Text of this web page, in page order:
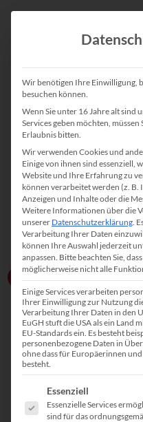
Wir benötigen Ihre Einwilligung,
besuchen können.
Wenn Sie unter 16 Jahre alt sind
Services geben möchten,
Erlaubnis bitten.
Wir verwenden Cookies und
Einige von ihnen sind essenziell,
Website und Ihre Erfahrung zu
können verarbeitet werden (z. B.
Anzeigen und Inhalte oder die
Weitere Informationen über die
unserer Datenschutzerklärung
Verarbeitung Ihrer Daten
können Ihre Auswahl jederzeit
anpassen. Bitte beachten Sie,
möglicherweise nicht alle
Einige Services verarbeiten
Ihrer Einwilligung zur Nutzung
Verarbeitung Ihrer Daten in den
EuGH stuft die USA als ein Land
EU-Standards ein. Es besteht
personenbezogene Daten in
ohne dass für Europäerinnen
besteht.
Es folgt eine Liste der
Essenziell
Essenzielle Services
sind für das